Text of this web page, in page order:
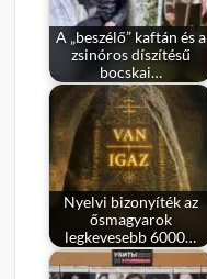
A „beszélő” kaftán és a
zsinóros díszítésű
bocskai…
Nyelvi bizonyíték az
ősmagyarok
legkevesebb 6000…